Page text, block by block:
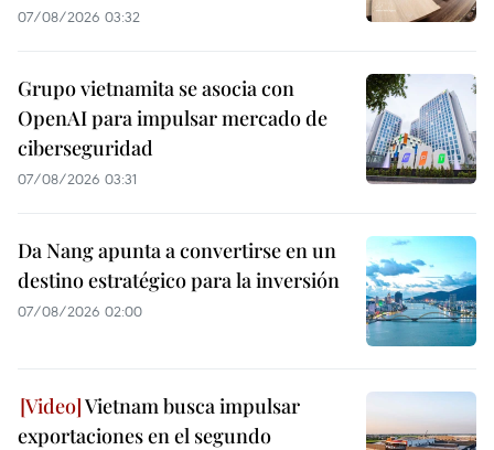
07/08/2026 03:32
Grupo vietnamita se asocia con
OpenAI para impulsar mercado de
ciberseguridad
07/08/2026 03:31
Da Nang apunta a convertirse en un
destino estratégico para la inversión
07/08/2026 02:00
Vietnam busca impulsar
exportaciones en el segundo